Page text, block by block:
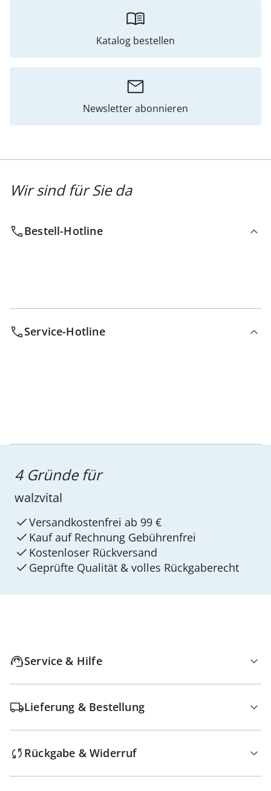
Katalog bestellen
Newsletter abonnieren
Wir sind für Sie da
Bestell-Hotline
Service-Hotline
4 Gründe für
walzvital
Versandkostenfrei ab 99 €
Kauf auf Rechnung Gebührenfrei
Kostenloser Rückversand
Geprüfte Qualität & volles Rückgaberecht
Service & Hilfe
Lieferung & Bestellung
Rückgabe & Widerruf